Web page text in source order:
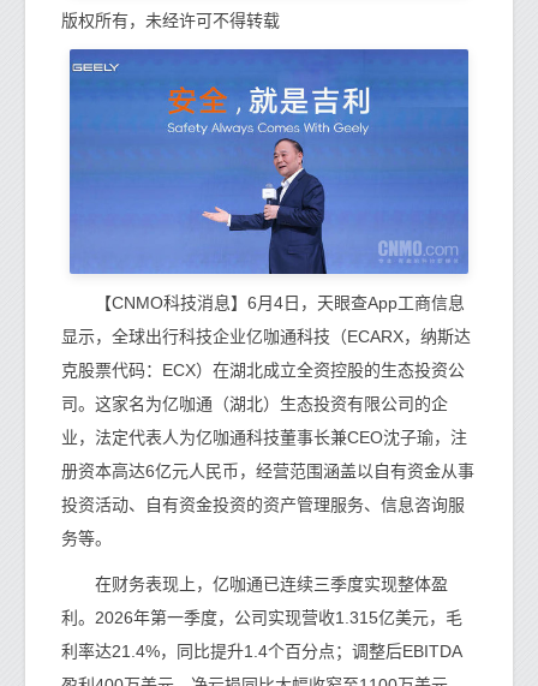
版权所有，未经许可不得转载
【CNMO科技消息】6月4日，天眼查App工商信息
显示，全球出行科技企业亿咖通科技（ECARX，纳斯达
克股票代码：ECX）在湖北成立全资控股的生态投资公
司。这家名为亿咖通（湖北）生态投资有限公司的企
业，法定代表人为亿咖通科技董事长兼CEO沈子瑜，注
册资本高达6亿元人民币，经营范围涵盖以自有资金从事
投资活动、自有资金投资的资产管理服务、信息咨询服
务等。
在财务表现上，亿咖通已连续三季度实现整体盈
利。2026年第一季度，公司实现营收1.315亿美元，毛
利率达21.4%，同比提升1.4个百分点；调整后EBITDA